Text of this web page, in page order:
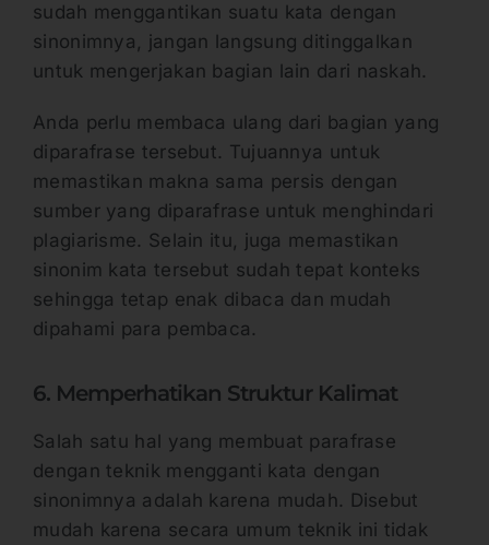
sudah menggantikan suatu kata dengan
sinonimnya, jangan langsung ditinggalkan
untuk mengerjakan bagian lain dari naskah.
Anda perlu membaca ulang dari bagian yang
diparafrase tersebut. Tujuannya untuk
memastikan makna sama persis dengan
sumber yang diparafrase untuk menghindari
plagiarisme. Selain itu, juga memastikan
sinonim kata tersebut sudah tepat konteks
sehingga tetap enak dibaca dan mudah
dipahami para pembaca.
6. Memperhatikan Struktur Kalimat
Salah satu hal yang membuat parafrase
dengan teknik mengganti kata dengan
sinonimnya adalah karena mudah. Disebut
mudah karena secara umum teknik ini tidak